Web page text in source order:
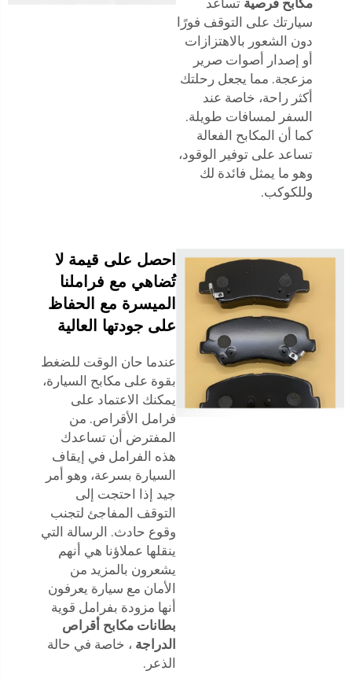
سيارتك على التوقف فورًا
دون الشعور بالاهتزازات
أو إصدار أصوات صرير
مزعجة. مما يجعل رحلتك
أكثر راحة، خاصة عند
السفر لمسافات طويلة.
كما أن المكابح الفعالة
تساعد على توفير الوقود،
وهو ما يمثل فائدة لك
وللكوكب.
احصل على قيمة لا
تُضاهي مع فراملنا
الميسرة مع الحفاظ
على جودتها العالية
عندما حان الوقت للضغط
بقوة على مكابح السيارة،
يمكنك الاعتماد على
فرامل الأقراص. من
المفترض أن تساعدك
هذه الفرامل في إيقاف
السيارة بسرعة، وهو أمر
جيد إذا احتجت إلى
التوقف المفاجئ لتجنب
وقوع حادث. الرسالة التي
ينقلها عملاؤنا هي أنهم
يشعرون بالمزيد من
الأمان مع سيارة يعرفون
أنها مزودة بفرامل قوية
بطانات مكابح أقراص
الدراجة ، خاصة في حالة
الذعر.